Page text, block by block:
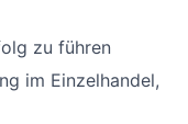
zu führen
im Einzelhandel,